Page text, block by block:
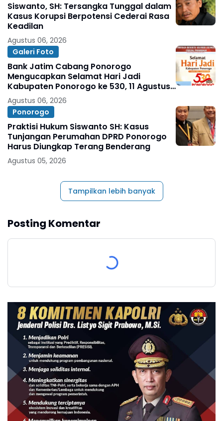
Siswanto, SH: Tersangka Tunggal dalam
Kasus Korupsi Berpotensi Cederai Rasa
Keadilan
Agustus 06, 2026
Galeri Foto
Bank Jatim Cabang Ponorogo
Mengucapkan Selamat Hari Jadi
Kabupaten Ponorogo ke 530, 11 Agustus
1496 - 11 Agustus 2026
Agustus 06, 2026
Ponorogo
Praktisi Hukum Siswanto SH: Kasus
Tunjangan Perumahan DPRD Ponorogo
Harus Diungkap Terang Benderang
Agustus 05, 2026
Tampilkan lebih banyak
Posting Komentar